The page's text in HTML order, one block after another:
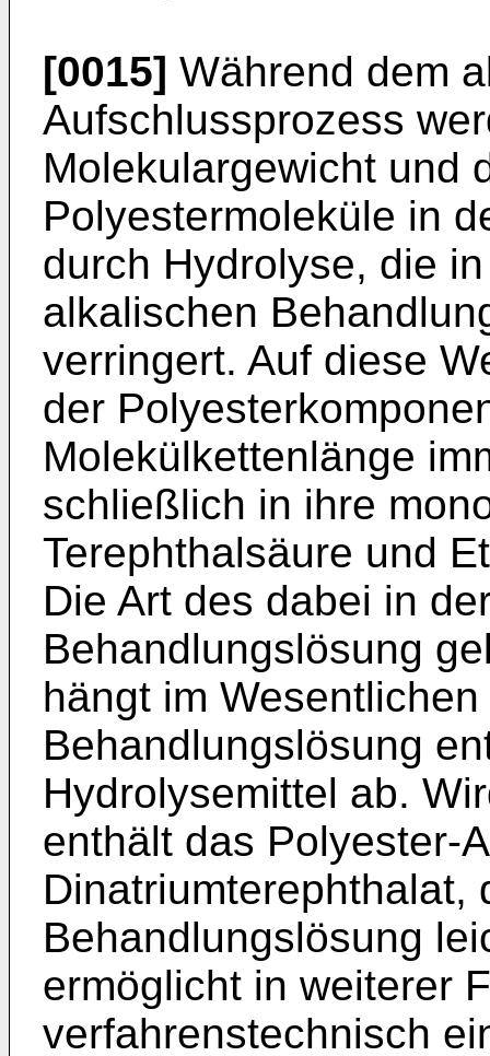
[0015] Während dem
Aufschlussprozess
Molekulargewicht und
Polyestermoleküle in
durch Hydrolyse, die
alkalischen
verringert. Auf diese
der
Molekülkettenlänge
schließlich in ihre
Terephthalsäure und
Die Art des dabei in
Behandlungslösung
hängt im
Behandlungslösung
Hydrolysemittel ab.
enthält das Polyester-
Dinatriumterephthalat,
Behandlungslösung
ermöglicht in weiterer
verfahrenstechnisch